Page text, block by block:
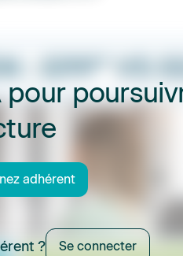
pour
adhérent
? Se connecter